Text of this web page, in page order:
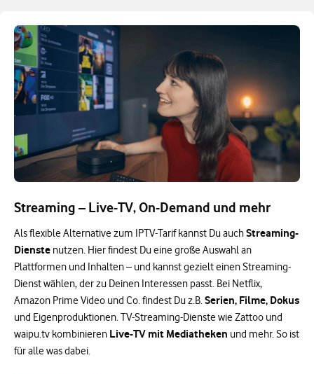
Streaming – Live-TV, On-Demand und mehr
Als flexible Alternative zum IPTV-Tarif kannst Du auchStreaming-
Dienste nutzen. Hier findest Du eine große Auswahl an
Plattformen und Inhalten – und kannst gezielt einen Streaming-
Dienst wählen, der zu Deinen Interessen passt. Bei Netflix,
Amazon Prime Video und Co. findest Du z.B.Serien, Filme, Dokus
und Eigenproduktionen. TV-Streaming-Dienste wie Zattoo und
waipu.tv kombinieren Live-TV mit Mediatheken und mehr. So ist
für alle was dabei.